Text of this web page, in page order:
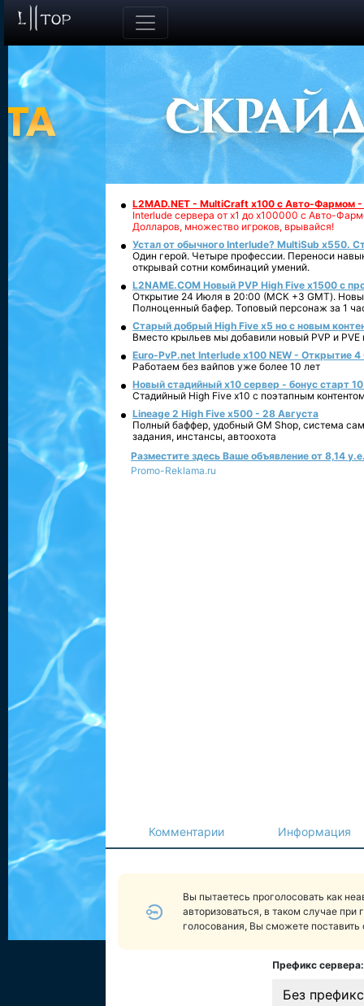
L2MAD.NET - MultiCraft x100 с Авто-Фармом
Interlude сервера от х1 до х100000 с Авто-
Долларов, множество игроков, врывайся!
Устал от обычного Interlude? MultiSub x550.
Один герой. Четыре профессии. Переноси
открывай сотни комбинаций умений.
L2NAME.COM Новый PVP High Five x1500 с
Открытие 24 Июля в 20:00 (МСК +3 GMT).
Полноценный бафер. Топовый персонаж за 1
Старый добрый High Five x5 но с новым
Вместо крыльев мы добавили новый PVP и PVE
Euro-PvP.net Interlude х100 NEW - Открытие 4
Работаем без вайпов уже более 10 лет
Новый стадийный х10 сервер - бонус старт
Стадийный High Five x10 с поэтапным
Lineage 2 High Five x500 - 28 Августа
Полный баффер, удобный GM Shop, система
задания, инстансы, автоохота
Разместите здесь Ваше объявление от 8,14
Promo-Reklama.ru
Комментарии Информация
Вы пытаетесь проголосовать как
авторизоваться, в таком случае при
голосования, Вы сможете поставить
Префикс сервера:
Без